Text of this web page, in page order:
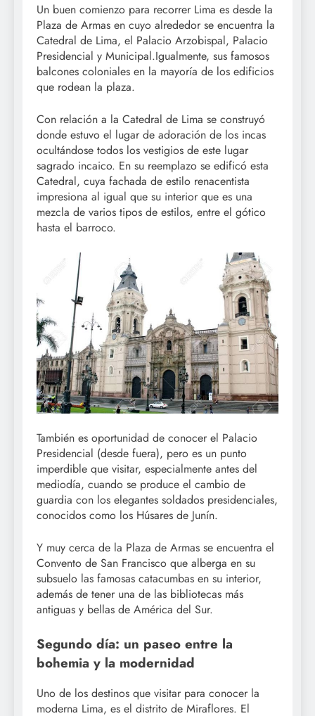
Un buen comienzo para recorrer Lima es desde la
Plaza de Armas en cuyo alrededor se encuentra la
Catedral de Lima, el Palacio Arzobispal, Palacio
Presidencial y Municipal.Igualmente, sus famosos
balcones coloniales en la mayoría de los edificios
que rodean la plaza.
Con relación a la Catedral de Lima se construyó
donde estuvo el lugar de adoración de los incas
ocultándose todos los vestigios de este lugar
sagrado incaico. En su reemplazo se edificó esta
Catedral, cuya fachada de estilo renacentista
impresiona al igual que su interior que es una
mezcla de varios tipos de estilos, entre el gótico
hasta el barroco.
También es oportunidad de conocer el Palacio
Presidencial (desde fuera), pero es un punto
imperdible que visitar, especialmente antes del
mediodía, cuando se produce el cambio de
guardia con los elegantes soldados presidenciales,
conocidos como los Húsares de Junín.
Y muy cerca de la Plaza de Armas se encuentra el
Convento de San Francisco que alberga en su
subsuelo las famosas catacumbas en su interior,
además de tener una de las bibliotecas más
antiguas y bellas de América del Sur.
Segundo día: un paseo entre la
bohemia y la modernidad
Uno de los destinos que visitar para conocer la
moderna Lima, es el distrito de Miraflores. El